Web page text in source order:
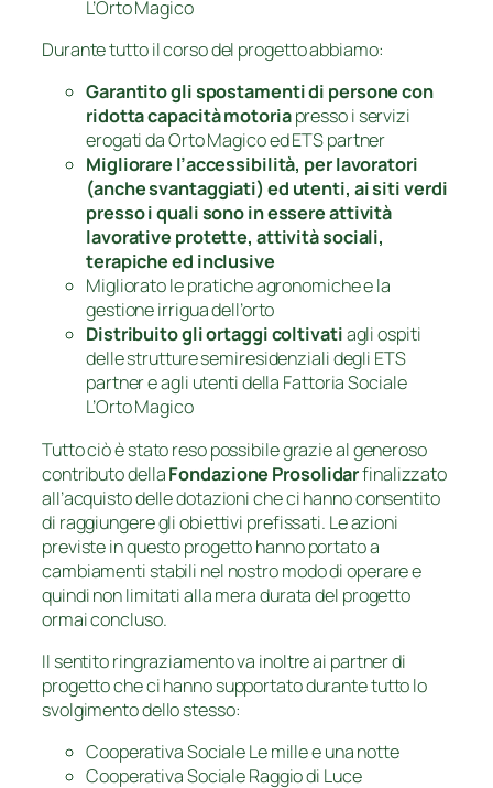
L’Orto Magico
Durante tutto il corso del progetto abbiamo:
Garantito gli spostamenti di persone con
ridotta capacità motoriapresso i servizi
erogati da Orto Magico ed ETS partner
Migliorare l’accessibilità, per lavoratori
(anche svantaggiati) ed utenti, ai siti verdi
presso i quali sono in essere attività
lavorative protette, attività sociali,
terapiche ed inclusive
Migliorato le pratiche agronomiche e la
gestione irrigua dell’orto
Distribuito gli ortaggi coltivatiagli ospiti
delle strutture semiresidenziali degli ETS
partner e agli utenti della Fattoria Sociale
L’Orto Magico
Tutto ciò è stato reso possibile grazie al generoso
contributo dellaFondazione Prosolidarfinalizzato
all’acquisto delle dotazioni che ci hanno consentito
di raggiungere gli obiettivi prefissati. Le azioni
previste in questo progetto hanno portato a
cambiamenti stabili nel nostro modo di operare e
quindi non limitati alla mera durata del progetto
ormai concluso.
Il sentito ringraziamento va inoltre ai partner di
progetto che ci hanno supportato durante tutto lo
svolgimento dello stesso:
Cooperativa Sociale Le mille e una notte
Cooperativa Sociale Raggio di Luce